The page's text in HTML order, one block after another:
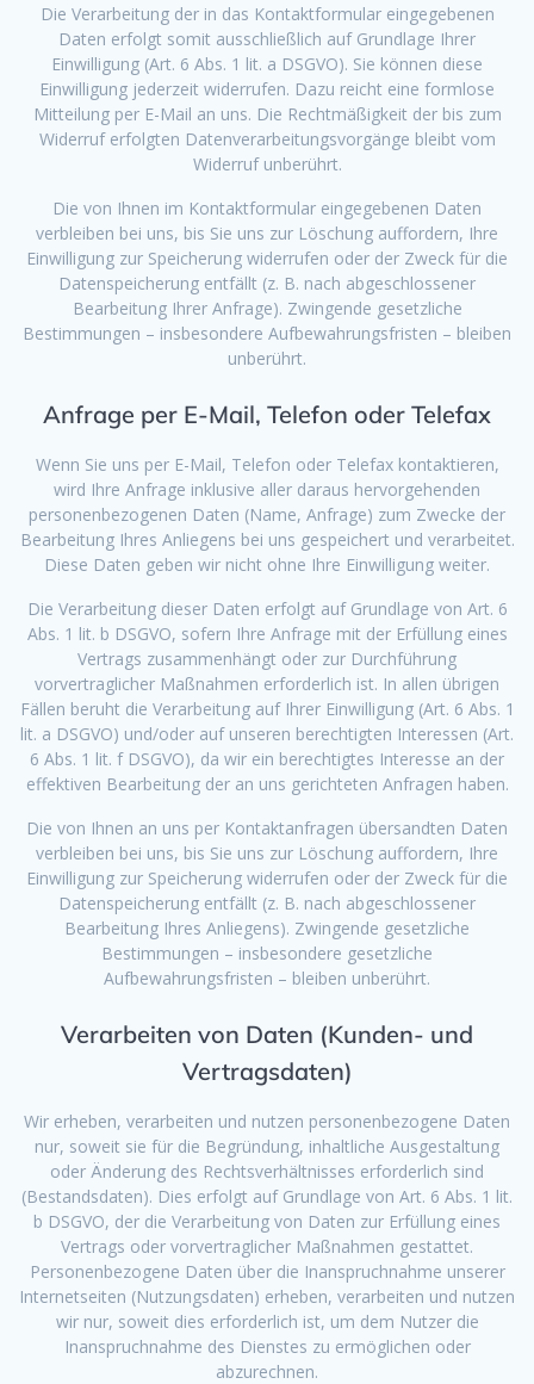
Die Verarbeitung der in das Kontaktformular eingegebenen
Daten erfolgt somit ausschließlich auf Grundlage Ihrer
Einwilligung (Art. 6 Abs. 1 lit. a DSGVO). Sie können diese
Einwilligung jederzeit widerrufen. Dazu reicht eine formlose
Mitteilung per E-Mail an uns. Die Rechtmäßigkeit der bis zum
Widerruf erfolgten Datenverarbeitungsvorgänge bleibt vom
Widerruf unberührt.
Die von Ihnen im Kontaktformular eingegebenen Daten
verbleiben bei uns, bis Sie uns zur Löschung auffordern, Ihre
Einwilligung zur Speicherung widerrufen oder der Zweck für die
Datenspeicherung entfällt (z. B. nach abgeschlossener
Bearbeitung Ihrer Anfrage). Zwingende gesetzliche
Bestimmungen – insbesondere Aufbewahrungsfristen – bleiben
unberührt.
Anfrage per E-Mail, Telefon oder Telefax
Wenn Sie uns per E-Mail, Telefon oder Telefax kontaktieren,
wird Ihre Anfrage inklusive aller daraus hervorgehenden
personenbezogenen Daten (Name, Anfrage) zum Zwecke der
Bearbeitung Ihres Anliegens bei uns gespeichert und verarbeitet.
Diese Daten geben wir nicht ohne Ihre Einwilligung weiter.
Die Verarbeitung dieser Daten erfolgt auf Grundlage von Art. 6
Abs. 1 lit. b DSGVO, sofern Ihre Anfrage mit der Erfüllung eines
Vertrags zusammenhängt oder zur Durchführung
vorvertraglicher Maßnahmen erforderlich ist. In allen übrigen
Fällen beruht die Verarbeitung auf Ihrer Einwilligung (Art. 6 Abs. 1
lit. a DSGVO) und/oder auf unseren berechtigten Interessen (Art.
6 Abs. 1 lit. f DSGVO), da wir ein berechtigtes Interesse an der
effektiven Bearbeitung der an uns gerichteten Anfragen haben.
Die von Ihnen an uns per Kontaktanfragen übersandten Daten
verbleiben bei uns, bis Sie uns zur Löschung auffordern, Ihre
Einwilligung zur Speicherung widerrufen oder der Zweck für die
Datenspeicherung entfällt (z. B. nach abgeschlossener
Bearbeitung Ihres Anliegens). Zwingende gesetzliche
Bestimmungen – insbesondere gesetzliche
Aufbewahrungsfristen – bleiben unberührt.
Verarbeiten von Daten (Kunden- und
Vertragsdaten)
Wir erheben, verarbeiten und nutzen personenbezogene Daten
nur, soweit sie für die Begründung, inhaltliche Ausgestaltung
oder Änderung des Rechtsverhältnisses erforderlich sind
(Bestandsdaten). Dies erfolgt auf Grundlage von Art. 6 Abs. 1 lit.
b DSGVO, der die Verarbeitung von Daten zur Erfüllung eines
Vertrags oder vorvertraglicher Maßnahmen gestattet.
Personenbezogene Daten über die Inanspruchnahme unserer
Internetseiten (Nutzungsdaten) erheben, verarbeiten und nutzen
wir nur, soweit dies erforderlich ist, um dem Nutzer die
Inanspruchnahme des Dienstes zu ermöglichen oder
abzurechnen.